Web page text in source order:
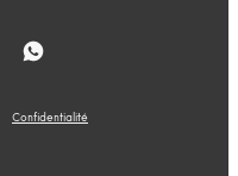
Confidentialité